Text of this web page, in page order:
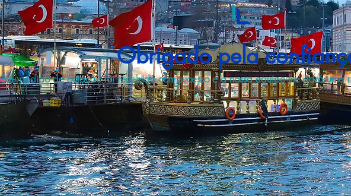
Obrigado pela
Seu pedido de cotação foi recebido com sucesso e a nossa equipe lhe dará uma